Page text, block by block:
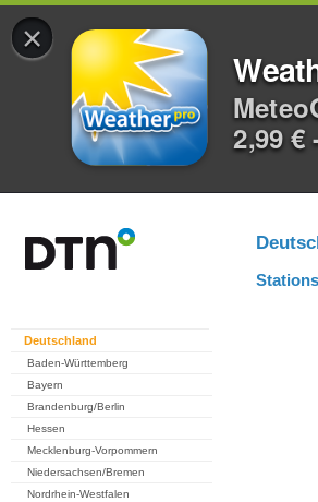
×
2,99 €
Deutschland
Baden-Württemberg
Bayern
Brandenburg/Berlin
Hessen
Mecklenburg-Vorpommern
Niedersachsen/Bremen
Nordrhein-Westfalen